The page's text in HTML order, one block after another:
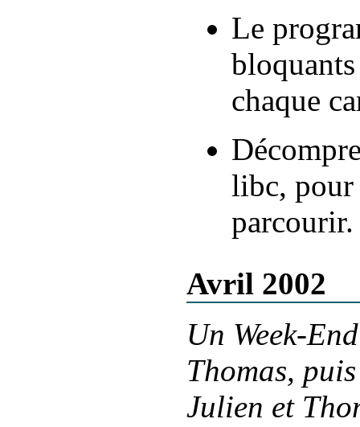
Le
chaque
libc, pour
Avril 2002
Un Week-
Thomas,
Julien et